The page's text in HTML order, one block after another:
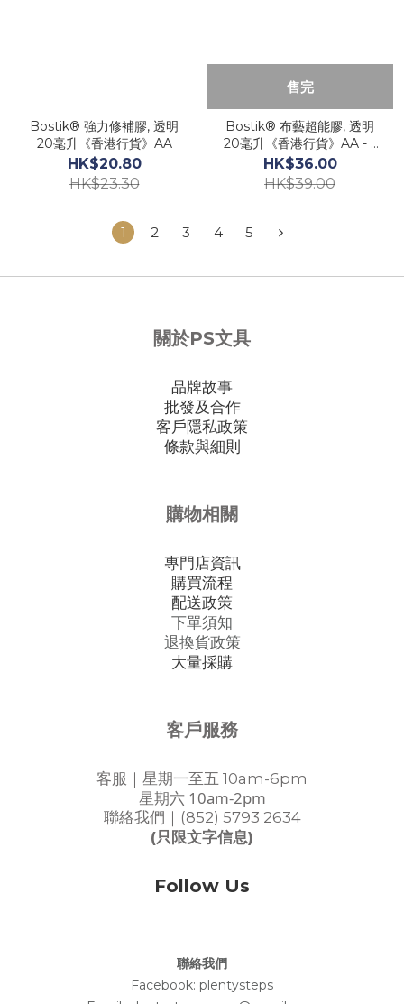
Bostik® 強力修補膠, 透明
20毫升《香港行貨》AA
HK$20.80
HK$23.30
售完
Bostik® 布藝超能膠, 透明
20毫升《香港行貨》AA - 1
支裝
HK$36.00
HK$39.00
1 2 3 4 5
關於PS文具
品牌故事
批發及合作
客戶隱私政策
條款與細則
購物相關
專門店資訊
購買流程
配送政策
下單須知
退換貨政策
大量採購
客戶服務
客服｜星期一至五 10am-6pm
星期六 10am-2pm
聯絡我們｜(852) 5793 2634
(只限文字信息)
Follow Us
聯絡我們
Facebook: plentysteps